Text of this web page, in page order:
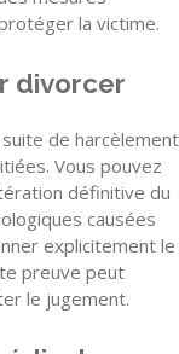
la victime.
divorcer
de harcèlement
Vous pouvez
définitive du
causées
explicitement le
preuve peut
le jugement.